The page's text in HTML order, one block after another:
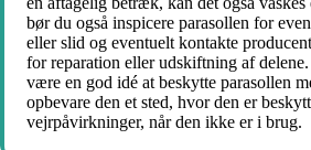
bør du også inspicere parasollen for
eller slid og eventuelt kontakte
for reparation eller udskiftning af
være en god idé at beskytte parasollen
opbevare den et sted, hvor den er
vejrpåvirkninger, når den ikke er i brug.